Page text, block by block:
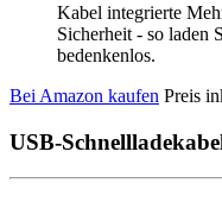
Kabel integrierte
Sicherheit - so laden
bedenkenlos.
Bei Amazon kaufen Preis
USB-